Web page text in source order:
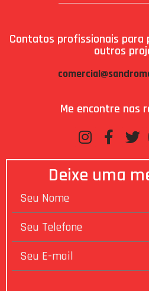
Contatos profissionais
outros
Me encontre nas
Deixe uma